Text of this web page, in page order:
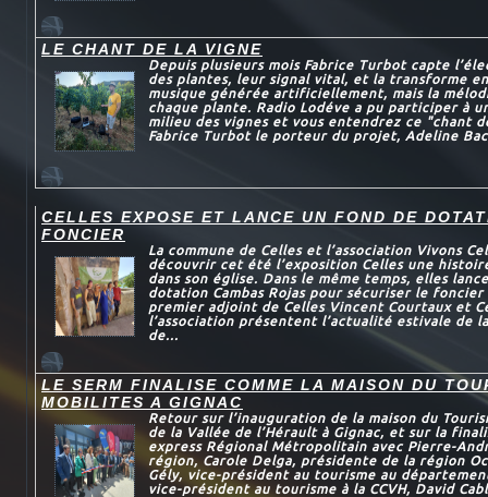
LE CHANT DE LA VIGNE
Depuis plusieurs mois Fabrice Turbot capte
des plantes, leur signal vital, et la transforme
musique générée artificiellement, mais la
chaque plante. Radio Lodéve a pu participer à
milieu des vignes et vous entendrez ce "chant
Fabrice Turbot le porteur du projet, Adeline
CELLES EXPOSE ET LANCE UN FOND DE
FONCIER
La commune de Celles et l’association Vivons
découvrir cet été l’exposition Celles une
dans son église. Dans le même temps, elles
dotation Cambas Rojas pour sécuriser le foncier
premier adjoint de Celles Vincent Courtaux et
l’association présentent l’actualité estivale de
de...
LE SERM FINALISE COMME LA MAISON DU
MOBILITES A GIGNAC
Retour sur l’inauguration de la maison du
de la Vallée de l’Hérault à Gignac, et sur la
express Régional Métropolitain avec Pierre-
région, Carole Delga, présidente de la région
Gély, vice-président au tourisme au
vice-président au tourisme à la CCVH, David